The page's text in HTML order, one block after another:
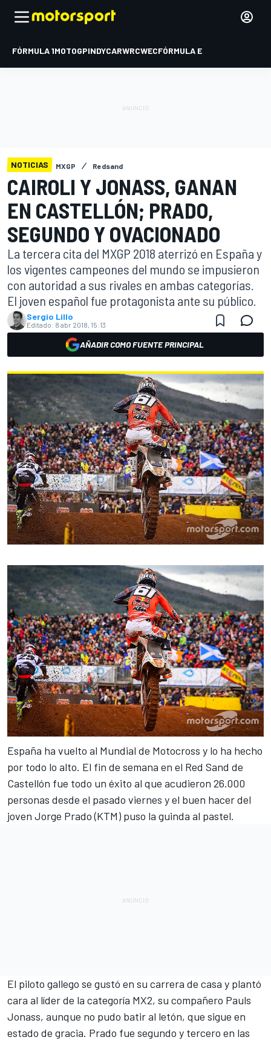
FÓRMULA 1MOTOGPINDYCARWRCWECFÓRMULA E
NOTICIAS MXGP Redsand
CAIROLI Y JONASS, GANAN
EN CASTELLÓN; PRADO,
SEGUNDO Y OVACIONADO
La tercera cita del MXGP 2018 aterrizó en España y
los vigentes campeones del mundo se impusieron
con autoridad a sus rivales en ambas categorías.
El joven español fue protagonista ante su público.
Sergio Lillo
Editado: 8 abr 2018, 15:13
AÑADIR COMO FUENTE PRINCIPAL
España ha vuelto al Mundial de Motocross y lo ha hecho
por todo lo alto. El fin de semana en el Red Sand de
Castellón fue todo un éxito al que acudieron 26.000
personas desde el pasado viernes y el buen hacer del
joven Jorge Prado(KTM) puso la guinda al pastel.
El piloto gallego se gustó en su carrera de casa y plantó
cara al líder de la categoría MX2, su compañero Pauls
Jonass, aunque no pudo batir al letón, que sigue en
estado de gracia. Prado fue segundo y tercero en las